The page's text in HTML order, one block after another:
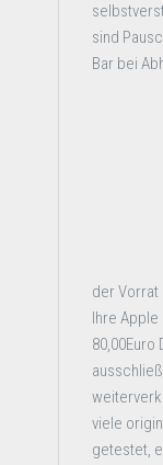
sind
Bar bei
der Vorrat
Ihre
viele
getestet,